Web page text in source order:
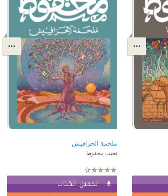
ملحمة الحرافيش
نجيب محفوظ
تحميل الكتاب